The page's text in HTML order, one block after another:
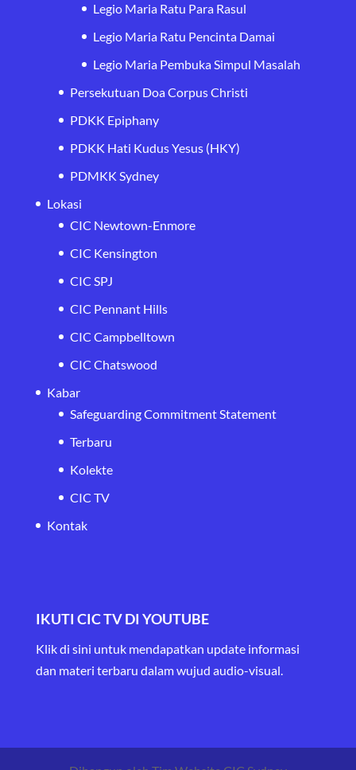
Legio Maria Ratu Para Rasul
Legio Maria Ratu Pencinta Damai
Legio Maria Pembuka Simpul Masalah
Persekutuan Doa Corpus Christi
PDKK Epiphany
PDKK Hati Kudus Yesus (HKY)
PDMKK Sydney
Lokasi
CIC Newtown-Enmore
CIC Kensington
CIC SPJ
CIC Pennant Hills
CIC Campbelltown
CIC Chatswood
Kabar
Safeguarding Commitment Statement
Terbaru
Kolekte
CIC TV
Kontak
IKUTI CIC TV DI YOUTUBE
Klik di sini untuk mendapatkan update informasi
dan materi terbaru dalam wujud audio-visual.